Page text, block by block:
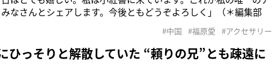
なさんとシェアします。今後ともどうぞよろしく」（＊編集部
ているが、最初に投稿された動画では、中国語で冒頭のように語
#中国 #福原愛 #アクセサリー
っそりと解散していた “頼りの兄”とも疎遠に